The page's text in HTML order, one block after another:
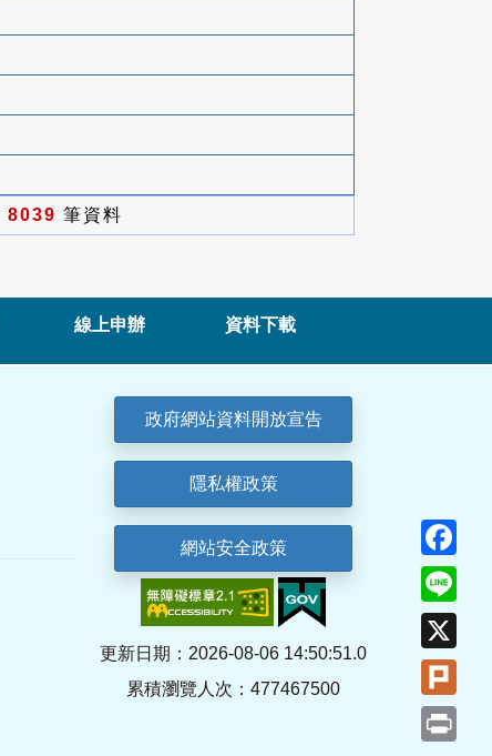
8039 筆資料
線上申辦 資料下載
政府網站資料開放宣告
隱私權政策
網站安全政策
更新日期：2026-08-06 14:50:51.0
累積瀏覽人次：477467500